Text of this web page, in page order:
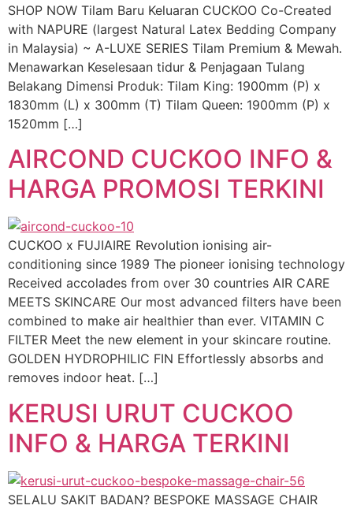
SHOP NOW Tilam Baru Keluaran CUCKOO Co-Created
with NAPURE (largest Natural Latex Bedding Company
in Malaysia) ~ A-LUXE SERIES Tilam Premium & Mewah.
Menawarkan Keselesaan tidur & Penjagaan Tulang
Belakang Dimensi Produk: Tilam King: 1900mm (P) x
1830mm (L) x 300mm (T) Tilam Queen: 1900mm (P) x
1520mm […]
AIRCOND CUCKOO INFO &
HARGA PROMOSI TERKINI
CUCKOO x FUJIAIRE Revolution ionising air-
conditioning since 1989 The pioneer ionising technology
Received accolades from over 30 countries AIR CARE
MEETS SKINCARE Our most advanced filters have been
combined to make air healthier than ever. VITAMIN C
FILTER Meet the new element in your skincare routine.
GOLDEN HYDROPHILIC FIN Effortlessly absorbs and
removes indoor heat. […]
KERUSI URUT CUCKOO
INFO & HARGA TERKINI
SELALU SAKIT BADAN? BESPOKE MASSAGE CHAIR